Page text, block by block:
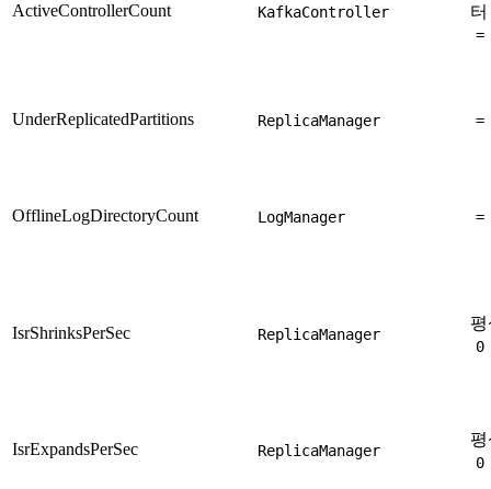
ActiveControllerCount KafkaController
=
UnderReplicatedPartitions ReplicaManager =
OfflineLogDirectoryCount LogManager =
IsrShrinksPerSec ReplicaManager
평
0
IsrExpandsPerSec ReplicaManager
평
0